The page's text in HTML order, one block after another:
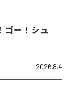
ゴー！シュ
2026.8.4